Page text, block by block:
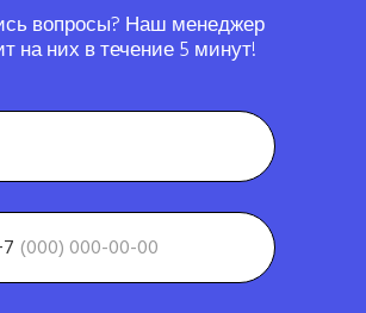
вопросы? Наш менеджер
на них в течение 5 минут!